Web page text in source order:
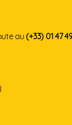
au (+33) 01 47